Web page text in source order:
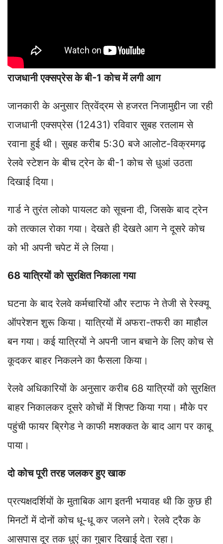
राजधानी एक्सप्रेस के बी-1 कोच में लगी आग
जानकारी के अनुसार त्रिवेंद्रम से हजरत निजामुद्दीन जा रही
राजधानी एक्सप्रेस (12431) रविवार सुबह रतलाम से
रवाना हुई थी। सुबह करीब 5:30 बजे आलोट-विक्रमगढ़
रेलवे स्टेशन के बीच ट्रेन के बी-1 कोच से धुआं उठता
दिखाई दिया।
गार्ड ने तुरंत लोको पायलट को सूचना दी, जिसके बाद ट्रेन
को तत्काल रोका गया। देखते ही देखते आग ने दूसरे कोच
को भी अपनी चपेट में ले लिया।
68 यात्रियों को सुरक्षित निकाला गया
घटना के बाद रेलवे कर्मचारियों और स्टाफ ने तेजी से रेस्क्यू
ऑपरेशन शुरू किया। यात्रियों में अफरा-तफरी का माहौल
बन गया। कई यात्रियों ने अपनी जान बचाने के लिए कोच से
कूदकर बाहर निकलने का फैसला किया।
रेलवे अधिकारियों के अनुसार करीब 68 यात्रियों को सुरक्षित
बाहर निकालकर दूसरे कोचों में शिफ्ट किया गया। मौके पर
पहुंची फायर ब्रिगेड ने काफी मशक्कत के बाद आग पर काबू
पाया।
दो कोच पूरी तरह जलकर हुए खाक
प्रत्यक्षदर्शियों के मुताबिक आग इतनी भयावह थी कि कुछ ही
मिनटों में दोनों कोच धू-धू कर जलने लगे। रेलवे ट्रैक के
आसपास दूर तक धुएं का गुबार दिखाई देता रहा।